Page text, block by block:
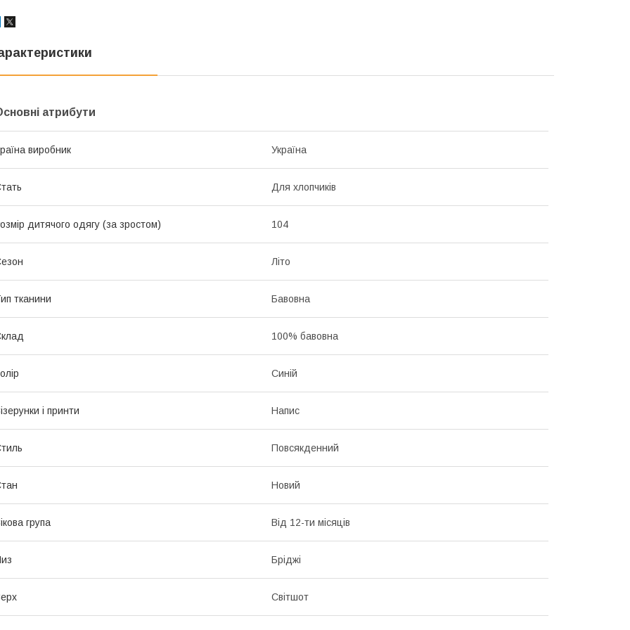
атрибути
виробник Україна
Для хлопчиків
дитячого одягу (за зростом) 104
Літо
тканини Бавовна
100% бавовна
Синій
і принти Напис
Повсякденний
Новий
група Від 12-ти місяців
Бріджі
Світшот